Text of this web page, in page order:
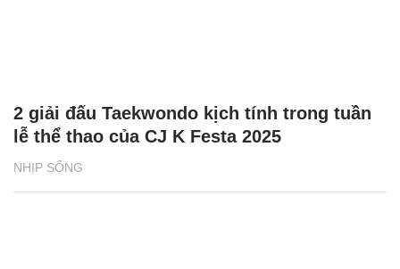
NHỊP SỐNG
2 giải đấu Taekwondo kịch tính trong tuần
lễ thể thao của CJ K Festa 2025